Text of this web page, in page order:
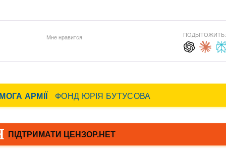
Мне нравится ПОДЫТОЖИТЬ: